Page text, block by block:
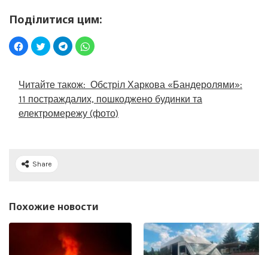
Поділитися цим:
Читайте також: Обстріл Харкова «Бандеролями»:
11 постраждалих, пошкоджено будинки та
електромережу (фото)
Share
Похожие новости